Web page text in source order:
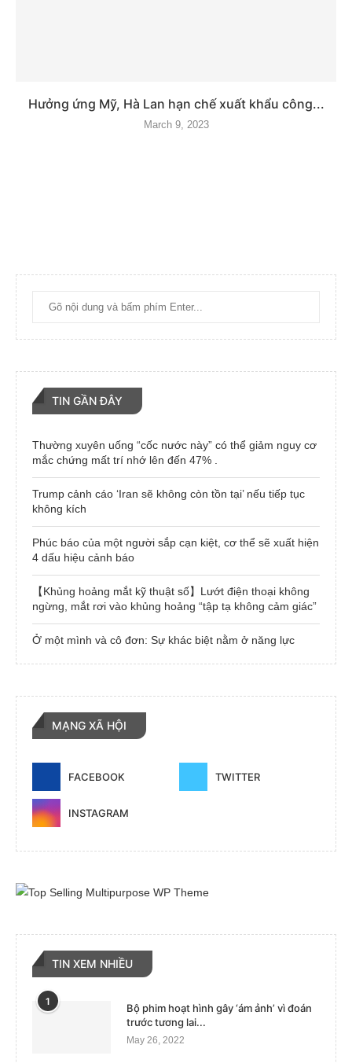
Hưởng ứng Mỹ, Hà Lan hạn chế xuất khẩu công...
March 9, 2023
TIN GẦN ĐÂY
Thường xuyên uống “cốc nước này” có thể giảm nguy cơ
mắc chứng mất trí nhớ lên đến 47% .
Trump cảnh cáo ‘Iran sẽ không còn tồn tại’ nếu tiếp tục
không kích
Phúc báo của một người sắp cạn kiệt, cơ thể sẽ xuất hiện
4 dấu hiệu cảnh báo
【Khủng hoảng mắt kỹ thuật số】Lướt điện thoại không
ngừng, mắt rơi vào khủng hoảng “tập tạ không cảm giác”
Ở một mình và cô đơn: Sự khác biệt nằm ở năng lực
MẠNG XÃ HỘI
FACEBOOK TWITTER
INSTAGRAM
TIN XEM NHIỀU
1
Bộ phim hoạt hình gây ‘ám ảnh’ vì đoán
trước tương lai...
May 26, 2022